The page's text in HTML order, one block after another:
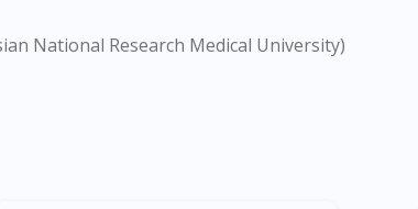
Pasir Ris, Punggol, Potong Pasir, Paya Lebar,
Rd, Seletar, Tampines, Toa Payoh, Tanjong
Thomson, Woodlands, West Coast, Yishun, Yio
National Research Medical University)